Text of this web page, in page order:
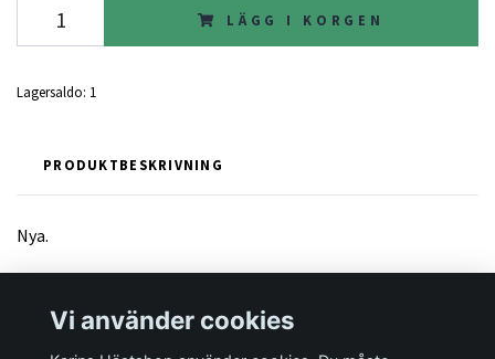
LÄGG I KORGEN
Lagersaldo: 1
PRODUKTBESKRIVNING
Nya.
Vi använder cookies